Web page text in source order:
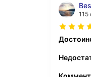
115